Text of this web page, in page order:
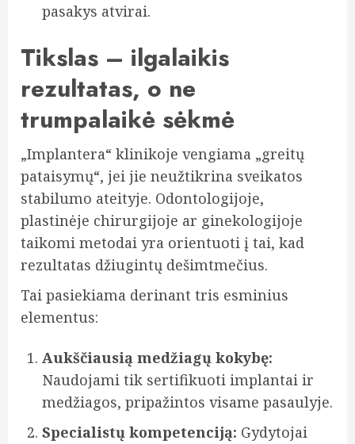
pasakys atvirai.
Tikslas – ilgalaikis
rezultatas, o ne
trumpalaikė sėkmė
„Implantera“ klinikoje vengiama „greitų
pataisymų“, jei jie neužtikrina sveikatos
stabilumo ateityje. Odontologijoje,
plastinėje chirurgijoje ar ginekologijoje
taikomi metodai yra orientuoti į tai, kad
rezultatas džiugintų dešimtmečius.
Tai pasiekiama derinant tris esminius
elementus:
Aukščiausią medžiagų kokybę:
Naudojami tik sertifikuoti implantai ir
medžiagos, pripažintos visame pasaulyje.
Specialistų kompetenciją: Gydytojai